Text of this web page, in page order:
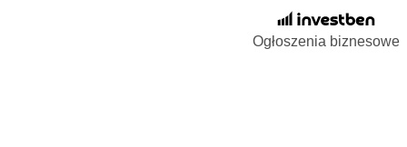
Ogłoszenia biznesowe